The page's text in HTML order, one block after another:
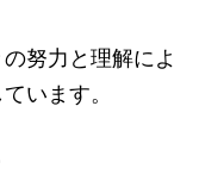
努力と理解によ
います。